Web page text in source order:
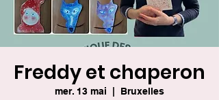
Freddy et chaperon
mer. 13 mai Bruxelles